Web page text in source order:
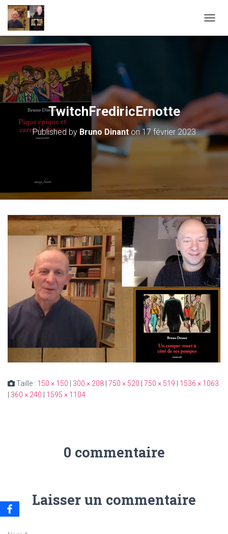
TwitchFrediricErnotte
Published by Bruno Dinanton17 février 2023
Taille : 150 × 150 300 × 208 750 × 520 750 × 519
1536 × 1063
360 × 240 1595 × 1104
0 commentaire
Laisser un commentaire